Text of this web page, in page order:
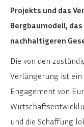
Projekts und das
Bergbaumodell,
nachhaltigeren
Die von den
Verlängerung ist ein
Engagement von
und die Schaffung